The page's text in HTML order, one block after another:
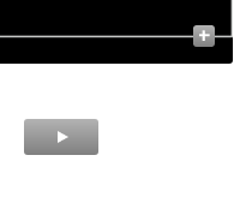
+